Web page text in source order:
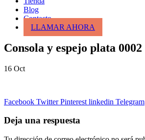
Blog
Contacto
LLAMAR AHORA
Consola y espejo plata 0002
16 Oct
Facebook Twitter Pinterest linkedin Telegram
Deja una respuesta